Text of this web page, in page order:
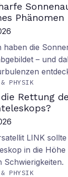
Phänomen
haben die
– und
& PHYSIK
Rettung
LINK
in die
Schwierigkeiten.
& PHYSIK